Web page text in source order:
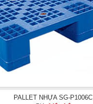
PALLET NHỰA SG-P1006C